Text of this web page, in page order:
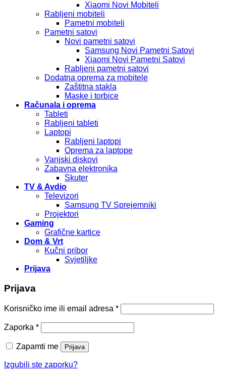
Xiaomi Novi Mobiteli
Rabljeni mobiteli
Pametni mobiteli
Pametni satovi
Novi pametni satovi
Samsung Novi Pametni Satovi
Xiaomi Novi Pametni Satovi
Rabljeni pametni satovi
Dodatna oprema za mobitele
Zaštitna stakla
Maske i torbice
Računala i oprema
Tableti
Rabljeni tableti
Laptopi
Rabljeni laptopi
Oprema za laptope
Vanjski diskovi
Zabavna elektronika
Skuter
TV & Avdio
Televizori
Samsung TV Sprejemniki
Projektori
Gaming
Grafične kartice
Dom & Vrt
Kučni pribor
Svjetiljke
Prijava
Prijava
Korisničko ime ili email adresa *
Zaporka *
Zapamti me Prijava
Izgubili ste zaporku?